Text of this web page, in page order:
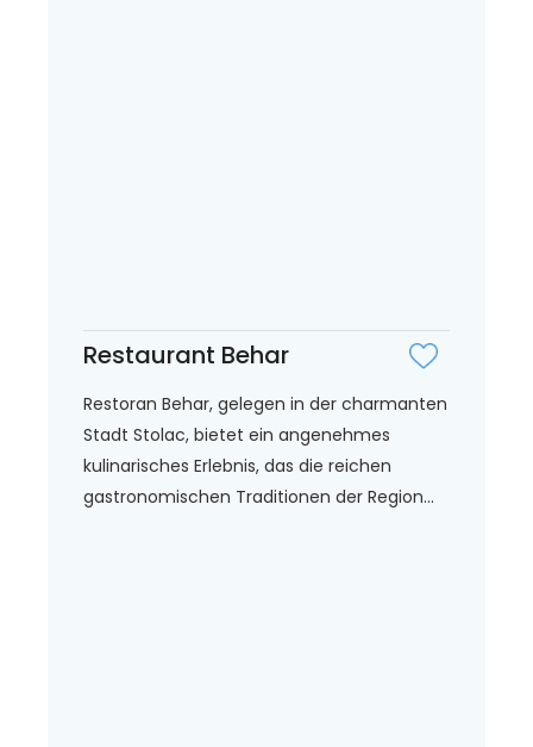
Restaurant Behar
Restoran Behar, gelegen in der charmanten
Stadt Stolac, bietet ein angenehmes
kulinarisches Erlebnis, das die reichen
gastronomischen Traditionen der Region...